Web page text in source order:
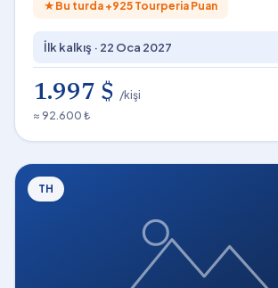
★ Bu turda +925 Tourperia Puan
İlk kalkış · 22 Oca 2027
1.997 $ /kişi
≈ 92.600 ₺
TH